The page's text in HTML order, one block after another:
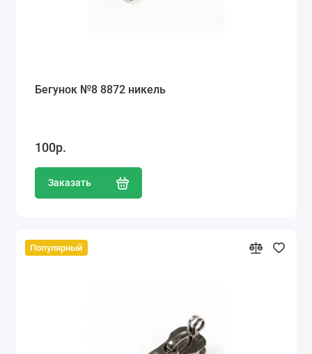
Бегунок №8 8872 никель
100р.
Заказать
Популярный